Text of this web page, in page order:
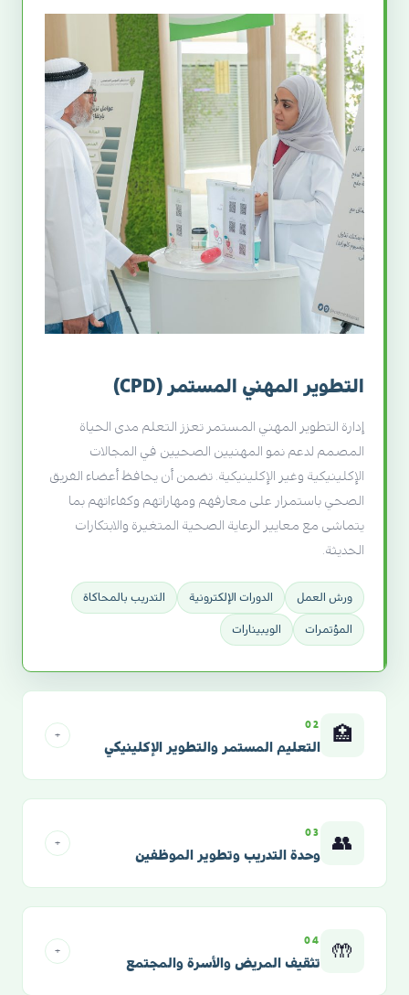
التطوير المهني المستمر (CPD)
إدارة التطوير المهني المستمر تعزز التعلم مدى الحياة
المصمم لدعم نمو المهنيين الصحيين في المجالات
الإكلينيكية وغير الإكلينيكية. تضمن أن يحافظ أعضاء الفريق
الصحي باستمرار على معارفهم ومهاراتهم وكفاءاتهم بما
يتماشى مع معايير الرعاية الصحية المتغيرة والابتكارات
الحديثة.
ورش العمل الدورات الإلكترونية التدريب بالمحاكاة
المؤتمرات الويبينارات
🏥
02
التعليم المستمر والتطوير الإكلينيكي
+
👥
03
وحدة التدريب وتطوير الموظفين
+
🤲
04
تثقيف المريض والأسرة والمجتمع
+